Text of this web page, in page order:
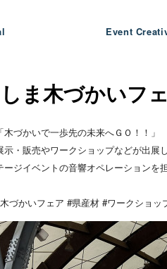
Event
ま木づかいフ
木づかいで一歩先の未来へＧＯ！！」
示・販売やワークショップなどが出展
ージイベントの音響オペレーションを
づかいフェア #県産材 #ワークショ